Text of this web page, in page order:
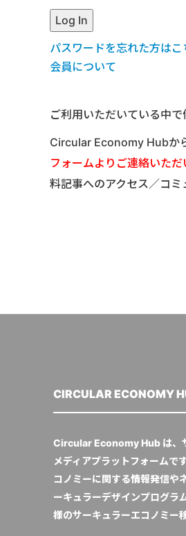
パスワードを忘れた方はこ
会員について
ご利用いただいている中で
Circular Economy Hubか
フォームよりご連絡いた
料記事へのアクセス／コミ
CIRCULAR ECONOMY
Circular Economy Hub は、
メディアプラットフォームで
コノミーに関する情報発信や
ーキュラーデザインプログラ
様のサーキュラーエコノミー